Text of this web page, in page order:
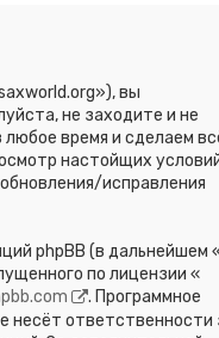
вы
не заходите и не
время и сделаем
настойщих
исправления
phpBB (в дальнейшем
по лицензии «
. Программное
несёт ответственности